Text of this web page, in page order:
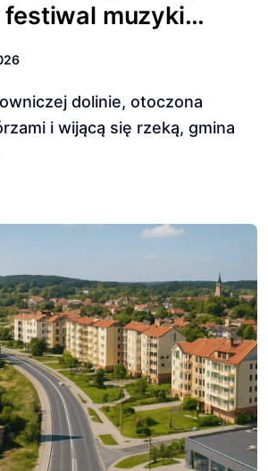
muzyki
i wijącą się rzeką, gmina